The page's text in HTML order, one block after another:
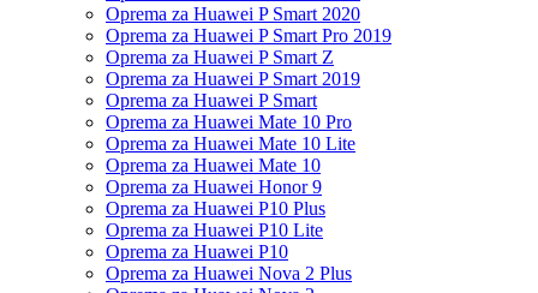
Oprema za Huawei P Smart 2020
Oprema za Huawei P Smart Pro 2019
Oprema za Huawei P Smart Z
Oprema za Huawei P Smart 2019
Oprema za Huawei P Smart
Oprema za Huawei Mate 10 Pro
Oprema za Huawei Mate 10 Lite
Oprema za Huawei Mate 10
Oprema za Huawei Honor 9
Oprema za Huawei P10 Plus
Oprema za Huawei P10 Lite
Oprema za Huawei P10
Oprema za Huawei Nova 2 Plus